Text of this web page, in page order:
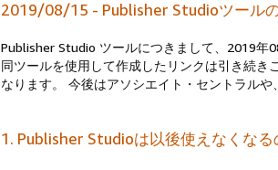
2019/08/15 - Publisher Studioツール
Publisher Studio ツールにつきまして、2019年
同ツールを使用して作成したリンクは引き続き
なります。 今後はアソシエイト・セントラル
1. Publisher Studioは以後使えなくなる